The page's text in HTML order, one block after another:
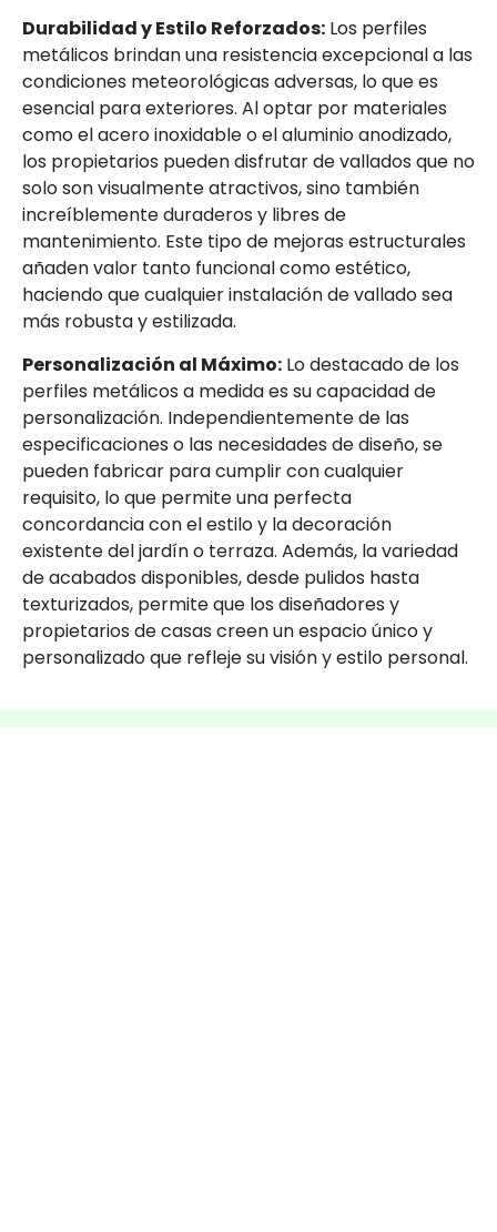
Durabilidad y Estilo Reforzados: Los perfiles
metálicos brindan una resistencia excepcional a las
condiciones meteorológicas adversas, lo que es
esencial para exteriores. Al optar por materiales
como el acero inoxidable o el aluminio anodizado,
los propietarios pueden disfrutar de vallados que no
solo son visualmente atractivos, sino también
increíblemente duraderos y libres de
mantenimiento. Este tipo de mejoras estructurales
añaden valor tanto funcional como estético,
haciendo que cualquier instalación de vallado sea
más robusta y estilizada.
Personalización al Máximo: Lo destacado de los
perfiles metálicos a medida es su capacidad de
personalización. Independientemente de las
especificaciones o las necesidades de diseño, se
pueden fabricar para cumplir con cualquier
requisito, lo que permite una perfecta
concordancia con el estilo y la decoración
existente del jardín o terraza. Además, la variedad
de acabados disponibles, desde pulidos hasta
texturizados, permite que los diseñadores y
propietarios de casas creen un espacio único y
personalizado que refleje su visión y estilo personal.